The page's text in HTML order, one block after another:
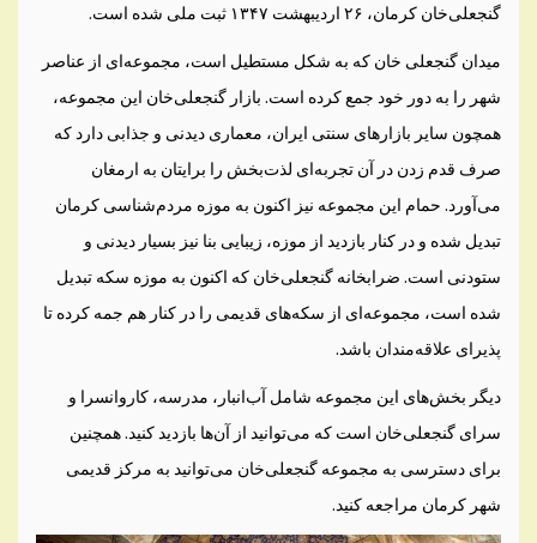
گنجعلی‌خان کرمان، ۲۶ اردیبهشت ۱۳۴۷ ثبت ملی شده است.
میدان گنجعلی خان که به شکل مستطیل است، مجموعه‌ای از عناصر
شهر را به دور خود جمع کرده است. بازار گنجعلی‌خان این مجموعه،
همچون سایر بازارهای سنتی ایران، معماری دیدنی و جذابی دارد که
صرف قدم زدن در آن تجربه‌ای لذت‌بخش را برایتان به ارمغان
می‌آورد. حمام این مجموعه نیز اکنون به موزه مردم‌شناسی کرمان
تبدیل شده و در کنار بازدید از موزه، زیبایی بنا نیز بسیار دیدنی و
ستودنی است. ضرابخانه گنجعلی‌خان که اکنون به موزه سکه تبدیل
شده است، مجموعه‌ای از سکه‌های قدیمی را در کنار هم جمه کرده تا
پذیرای علاقه‌مندان باشد.
دیگر بخش‌های این مجموعه شامل آب‌انبار، مدرسه، کاروانسرا و
سرای گنجعلی‌خان است که می‌توانید از آن‌ها بازدید کنید. همچنین
برای دسترسی به مجموعه گنجعلی‌خان می‌توانید به مرکز قدیمی
شهر کرمان مراجعه کنید.